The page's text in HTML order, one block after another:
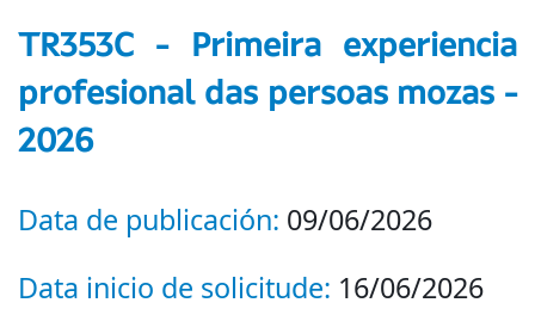
TR353C - Primeira experiencia
profesional das persoas mozas -
2026
Data de publicación: 09/06/2026
Data inicio de solicitude: 16/06/2026